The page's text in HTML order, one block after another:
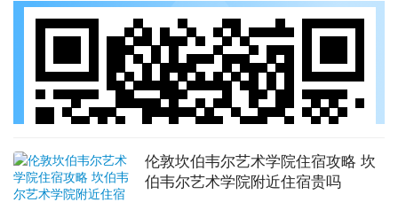
伦敦坎伯韦尔艺术学院住宿攻略 坎
伯韦尔艺术学院附近住宿贵吗